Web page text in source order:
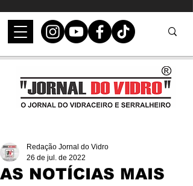
AS NOTÍCIAS MAIS
Redação Jornal do Vidro
26 de jul. de 2022